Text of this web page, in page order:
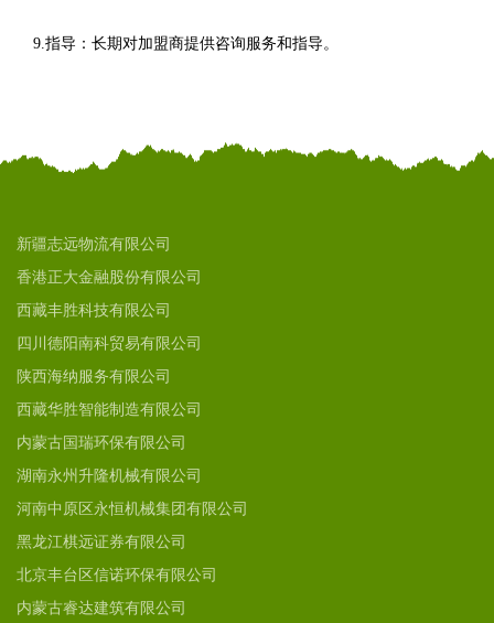
9.指导：长期对加盟商提供咨询服务和指导。
新疆志远物流有限公司
香港正大金融股份有限公司
西藏丰胜科技有限公司
四川德阳南科贸易有限公司
陕西海纳服务有限公司
西藏华胜智能制造有限公司
内蒙古国瑞环保有限公司
湖南永州升隆机械有限公司
河南中原区永恒机械集团有限公司
黑龙江棋远证券有限公司
北京丰台区信诺环保有限公司
内蒙古睿达建筑有限公司